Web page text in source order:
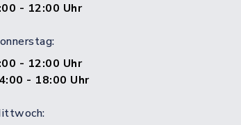
- 12:00 Uhr
- 12:00 Uhr
- 18:00 Uhr